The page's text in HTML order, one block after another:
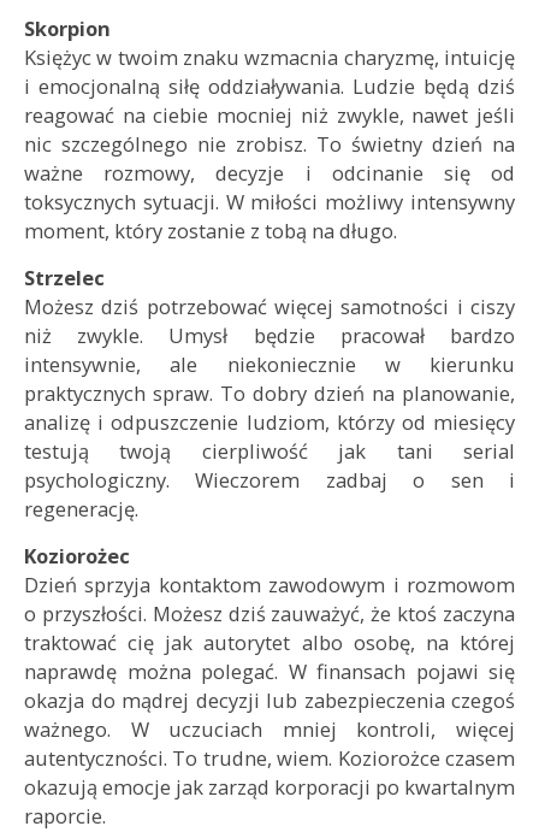
Skorpion
Księżyc w twoim znaku wzmacnia charyzmę, intuicję
i emocjonalną siłę oddziaływania. Ludzie będą dziś
reagować na ciebie mocniej niż zwykle, nawet jeśli
nic szczególnego nie zrobisz. To świetny dzień na
ważne rozmowy, decyzje i odcinanie się od
toksycznych sytuacji. W miłości możliwy intensywny
moment, który zostanie z tobą na długo.
Strzelec
Możesz dziś potrzebować więcej samotności i ciszy
niż zwykle. Umysł będzie pracował bardzo
intensywnie, ale niekoniecznie w kierunku
praktycznych spraw. To dobry dzień na planowanie,
analizę i odpuszczenie ludziom, którzy od miesięcy
testują twoją cierpliwość jak tani serial
psychologiczny. Wieczorem zadbaj o sen i
regenerację.
Koziorożec
Dzień sprzyja kontaktom zawodowym i rozmowom
o przyszłości. Możesz dziś zauważyć, że ktoś zaczyna
traktować cię jak autorytet albo osobę, na której
naprawdę można polegać. W finansach pojawi się
okazja do mądrej decyzji lub zabezpieczenia czegoś
ważnego. W uczuciach mniej kontroli, więcej
autentyczności. To trudne, wiem. Koziorożce czasem
okazują emocje jak zarząd korporacji po kwartalnym
raporcie.